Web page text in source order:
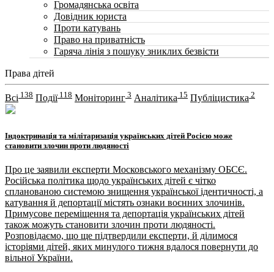
Громадянська освіта
Довідник юриста
Проти катувань
Право на приватність
Гаряча лінія з пошуку зниклих безвісти
Права дітей
Всі 138 Події118 Моніторинг 3 Аналітика 15 Публіцистика 2
Індоктринація та мілітаризація українських дітей Росією може
становити злочин проти людяності
Про це заявили експерти Московського механізму ОБСЄ.
Російська політика щодо українських дітей є чітко
спланованою системою знищення української ідентичності, а
катування й депортації містять ознаки воєнних злочинів.
Примусове переміщення та депортація українських дітей
також можуть становити злочин проти людяності.
Розповідаємо, що ще підтвердили експерти, й ділимося
історіями дітей, яких минулого тижня вдалося повернути до
вільної України.